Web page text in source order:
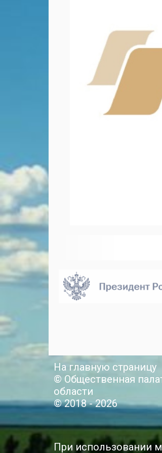
На главную страницу
© Общественная
области
© 2018 - 2026
При использовании